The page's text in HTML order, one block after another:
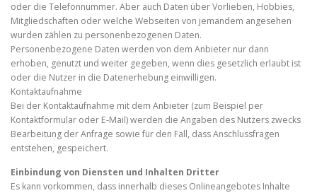
oder die Telefonnummer. Aber auch Daten über Vorlieben, Hobbies,
Mitgliedschaften oder welche Webseiten von jemandem angesehen
wurden zählen zu personenbezogenen Daten.
Personenbezogene Daten werden von dem Anbieter nur dann
erhoben, genutzt und weiter gegeben, wenn dies gesetzlich erlaubt ist
oder die Nutzer in die Datenerhebung einwilligen.
Kontaktaufnahme
Bei der Kontaktaufnahme mit dem Anbieter (zum Beispiel per
Kontaktformular oder E-Mail) werden die Angaben des Nutzers zwecks
Bearbeitung der Anfrage sowie für den Fall, dass Anschlussfragen
entstehen, gespeichert.
Einbindung von Diensten und Inhalten Dritter
Es kann vorkommen, dass innerhalb dieses Onlineangebotes Inhalte